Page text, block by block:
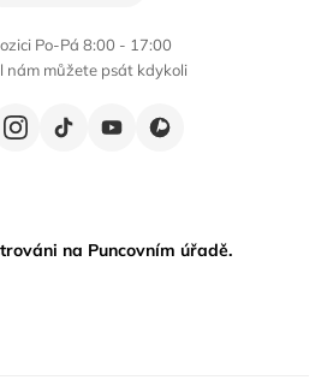
Po-Pá 8:00 - 17:00
nám můžete psát kdykoli
na Puncovním úřadě.